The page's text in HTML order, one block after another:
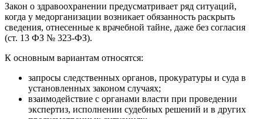
Закон о здравоохранении предусматривает ряд ситуаций,
когда у медорганизации возникает обязанность раскрыть
сведения, отнесенные к врачебной тайне, даже без согласия
(ст. 13 ФЗ № 323‑ФЗ).
К основным вариантам относятся:
запросы следственных органов, прокуратуры и суда в
установленных законом случаях;
взаимодействие с органами власти при проведении
экспертиз, исполнении судебных решений и в других